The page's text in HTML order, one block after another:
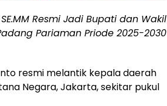
Resmi Jadi Bupati dan Wakil
Pariaman Priode 2025-2030
resmi melantik kepala daerah
Negara, Jakarta, sekitar pukul